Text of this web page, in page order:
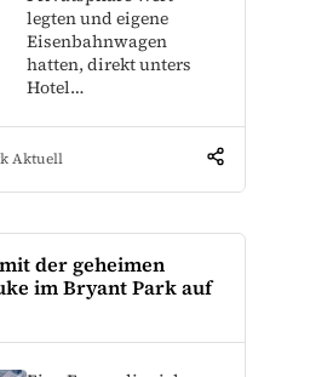
legten und eigene
Eisenbahnwagen
hatten, direkt unters
Hotel…
Aktuell
der geheimen
im Bryant Park auf